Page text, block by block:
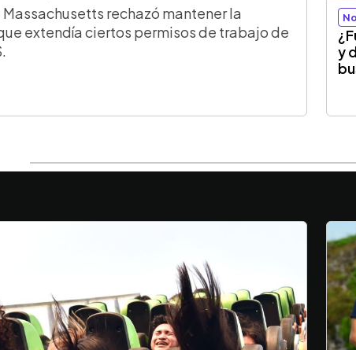
rechazó mantener la
extendía ciertos permisos de trabajo de
y